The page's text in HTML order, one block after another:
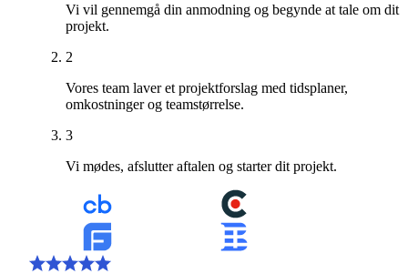
Vi vil gennemgå din anmodning og begynde at tale om dit
projekt.
2
Vores team laver et projektforslag med tidsplaner,
omkostninger og teamstørrelse.
3
Vi mødes, afslutter aftalen og starter dit projekt.